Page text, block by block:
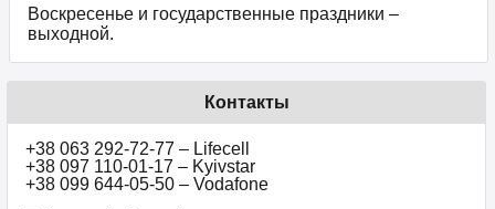
Воскресенье и государственные праздники –
выходной.
Контакты
+38 063 292-72-77 – Lifecell
+38 097 110-01-17 – Kyivstar
+38 099 644-05-50 – Vodafone